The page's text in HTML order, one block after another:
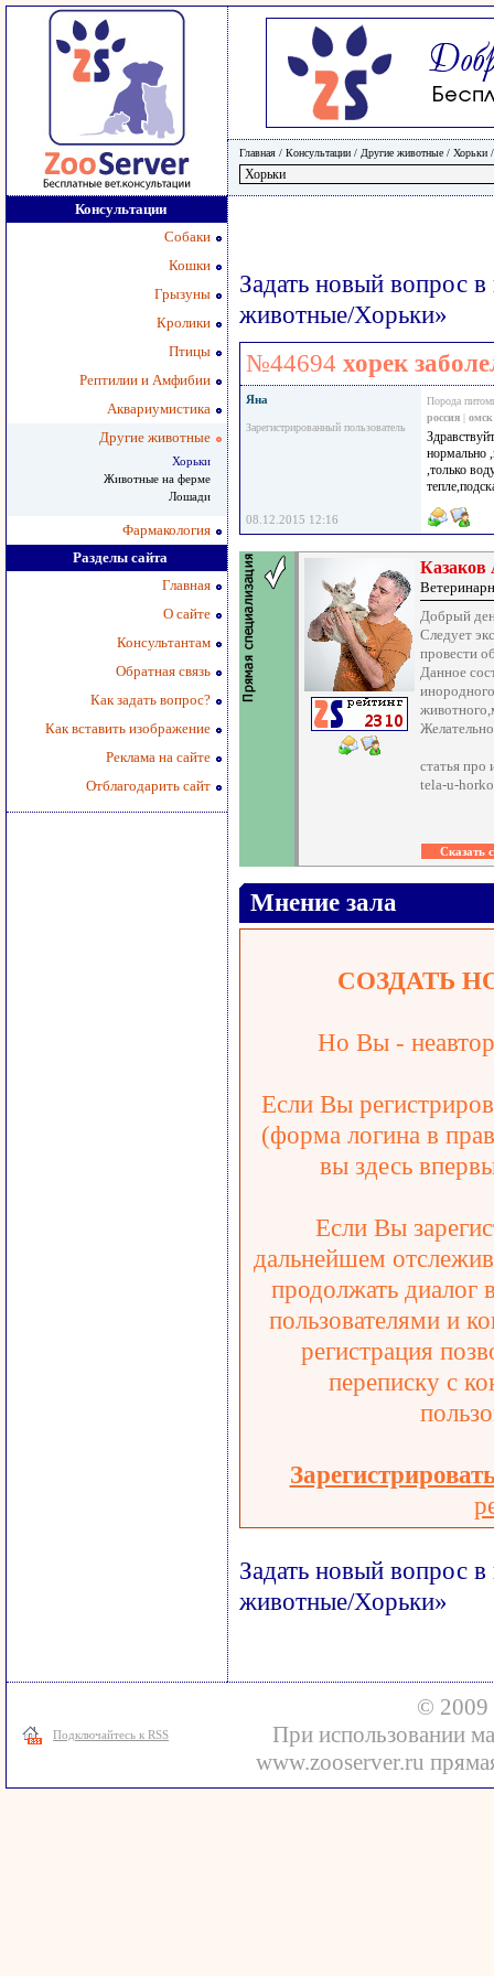
Главная / Консультации / Другие животные / Хорьки
Консультации
Собаки
Кошки
Грызуны
Кролики
Птицы
Рептилии и Амфибии
Аквариумистика
Другие животные
Хорьки
Животные на ферме
Лошади
Фармакология
Разделы сайта
Главная
О сайте
Консультантам
Обратная связь
Как задать вопрос?
Как вставить изображение
Реклама на сайте
Отблагодарить сайт
Задать новый вопрос
животные/Хорьки»
№44694 хорек
Яна
Зарегистрированный пользователь
Порода
россия | омск
нормально
,только
08.12.2015 12:16
Казаков
Добрый
Следует
провести
Данное
статья
tela-u-
Мнение зала
СОЗДАТЬ
Но Вы -
Если Вы
(форма логина в
вы здесь
Если Вы
дальнейшем
продолжать диалог
пользователями и
регистрация
переписку с
Задать новый вопрос
животные/Хорьки»
Подключайтесь к RSS
© 2009
При использовании
www.zooserver.ru